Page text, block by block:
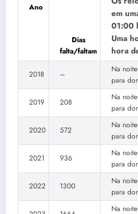
Ano
Dias
falta/faltam
em
01:00
Uma
hora
2018 –
Na
para
2019 208
Na
para
2020 572
Na
para
2021 936
Na
para
2022 1300
Na
para
Na